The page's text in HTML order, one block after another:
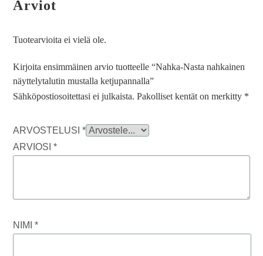
Arviot
Tuotearvioita ei vielä ole.
Kirjoita ensimmäinen arvio tuotteelle “Nahka-Nasta nahkainen
näyttelytalutin mustalla ketjupannalla”
Sähköpostiosoitettasi ei julkaista. Pakolliset kentät on merkitty *
ARVOSTELUSI*
ARVIOSI*
NIMI*